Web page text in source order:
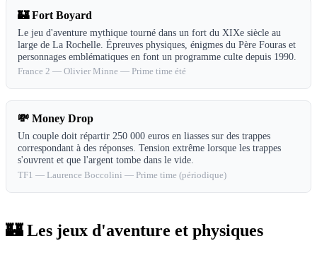
🏰 Fort Boyard
Le jeu d'aventure mythique tourné dans un fort du XIXe siècle au
large de La Rochelle. Épreuves physiques, énigmes du Père Fouras et
personnages emblématiques en font un programme culte depuis 1990.
France 2 — Olivier Minne — Prime time été
💸 Money Drop
Un couple doit répartir 250 000 euros en liasses sur des trappes
correspondant à des réponses. Tension extrême lorsque les trappes
s'ouvrent et que l'argent tombe dans le vide.
TF1 — Laurence Boccolini — Prime time (périodique)
🏰 Les jeux d'aventure et physiques